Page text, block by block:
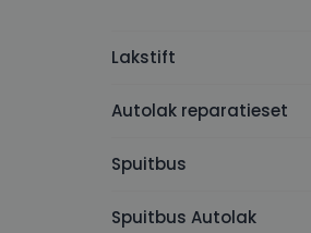
Lakstift
Autolak reparatieset
Spuitbus
Spuitbus Autolak